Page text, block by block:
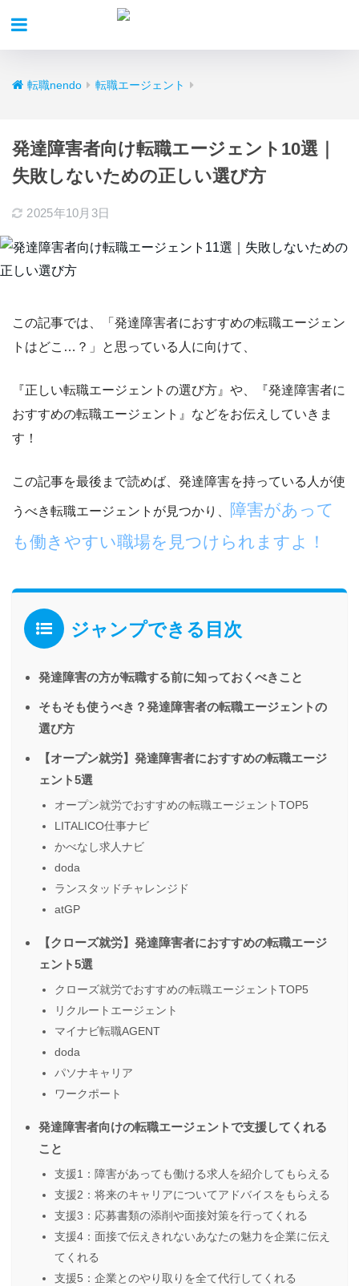
転職nendo 転職エージェント
発達障害者向け転職エージェント10選｜
失敗しないための正しい選び方
2025年10月3日
この記事では、
「発達障害者におすすめの転職エージェン
トはどこ…？」
と思っている人に向けて、
『正しい転職エージェントの選び方』 や、
『発達障害者に
おすすめの転職エージェント』 などをお伝えしていきま
す！
この記事を最後まで読めば、発達障害を持っている人が使
うべき転職エージェントが見つかり、
障害があって
も働きやすい職場を見つけられますよ！
ジャンプできる目次
発達障害の方が転職する前に知っておくべきこと
そもそも使うべき？発達障害者の転職エージェントの
選び方
【オープン就労】発達障害者におすすめの転職エージ
ェント5選
オープン就労でおすすめの転職エージェントTOP5
LITALICO仕事ナビ
かべなし求人ナビ
doda
ランスタッドチャレンジド
atGP
【クローズ就労】発達障害者におすすめの転職エージ
ェント5選
クローズ就労でおすすめの転職エージェントTOP5
リクルートエージェント
マイナビ転職AGENT
doda
パソナキャリア
ワークポート
発達障害者向けの転職エージェントで支援してくれる
こと
支援1：障害があっても働ける求人を紹介してもらえる
支援2：将来のキャリアについてアドバイスをもらえる
支援3：応募書類の添削や面接対策を行ってくれる
支援4：面接で伝えきれないあなたの魅力を企業に伝え
てくれる
支援5：企業とのやり取りを全て代行してくれる